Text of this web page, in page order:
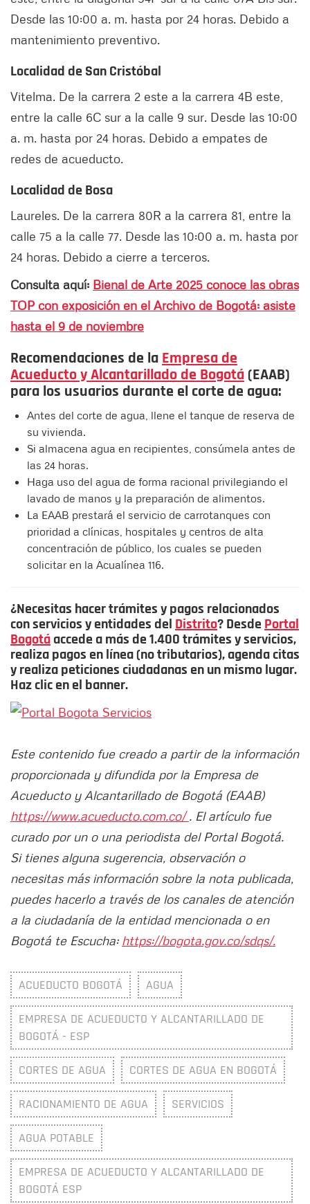
Desde las 10:00 a. m. hasta por 24 horas. Debido a
mantenimiento preventivo.
Localidad de San Cristóbal
Vitelma. De la carrera 2 este a la carrera 4B este,
entre la calle 6C sur a la calle 9 sur. Desde las 10:00
a. m. hasta por 24 horas. Debido a empates de
redes de acueducto.
Localidad de Bosa
Laureles. De la carrera 80R a la carrera 81, entre la
calle 75 a la calle 77. Desde las 10:00 a. m. hasta por
24 horas. Debido a cierre a terceros.
Consulta aquí: Bienal de Arte 2025 conoce las obras
TOP con exposición en el Archivo de Bogotá: asiste
hasta el 9 de noviembre
Recomendaciones de la Empresa de
Acueducto y Alcantarillado de Bogotá (EAAB)
para los usuarios durante el corte de agua:
Antes del corte de agua, llene el tanque de reserva de
su vivienda.
Si almacena agua en recipientes, consúmela antes de
las 24 horas.
Haga uso del agua de forma racional privilegiando el
lavado de manos y la preparación de alimentos.
La EAAB prestará el servicio de carrotanques con
prioridad a clínicas, hospitales y centros de alta
concentración de público, los cuales se pueden
solicitar en la Acualínea 116.
¿Necesitas hacer trámites y pagos relacionados
con servicios y entidades del Distrito? Desde Portal
Bogotáaccede a más de 1.400 trámites y servicios,
realiza pagos en línea (no tributarios), agenda citas
y realiza peticiones ciudadanas en un mismo lugar.
Haz clic en el banner.
Este contenido fue creado a partir de la información
proporcionada y difundida por la Empresa de
Acueducto y Alcantarillado de Bogotá (EAAB)
https://www.acueducto.com.co/. El artículo fue
curado por un o una periodista del Portal Bogotá.
Si tienes alguna sugerencia, observación o
necesitas más información sobre la nota publicada,
puedes hacerlo a través de los canales de atención
a la ciudadanía de la entidad mencionada o en
Bogotá te Escucha: https://bogota.gov.co/sdqs/.
ACUEDUCTO BOGOTÁ AGUA
EMPRESA DE ACUEDUCTO Y ALCANTARILLADO DE
BOGOTÁ - ESP
CORTES DE AGUA CORTES DE AGUA EN BOGOTÁ
RACIONAMIENTO DE AGUA SERVICIOS
AGUA POTABLE
EMPRESA DE ACUEDUCTO Y ALCANTARILLADO DE
BOGOTÁ ESP